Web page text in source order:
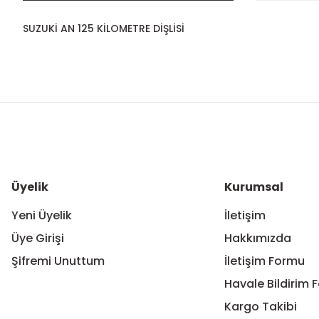
SUZUKİ AN 125 KİLOMETRE DİŞLİSİ
Ürün bilgilerinde hatalar bulunuyor.
Üyelik
Yeni Üyelik
Üye Girişi
Şifremi Unuttum
Kurumsal
İletişim
Hakkımızda
İletişim Formu
Havale Bildirim
Kargo Takibi